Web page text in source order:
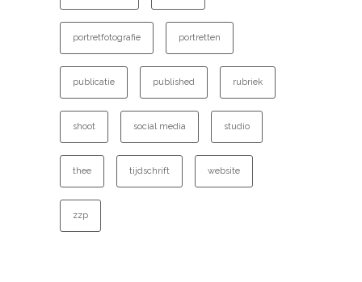
portretfotografie portretten
publicatie published rubriek
shoot social media studio
thee tijdschrift website
zzp